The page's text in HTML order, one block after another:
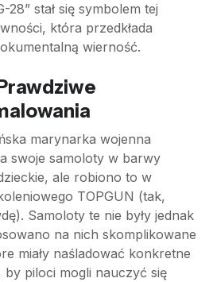
stał się symbolem tej
która przedkłada
wierność.
marynarka wojenna
swoje samoloty w barwy
ale robiono to w
TOPGUN (tak,
Samoloty te nie były jednak
na nich skomplikowane
miały naśladować konkretne
piloci mogli nauczyć się